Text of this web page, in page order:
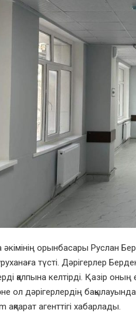
әкімінің орынбасары Руслан
түсті. Дәрігерлер
қалпына келтірді. Қазір оның
ол дәрігерлердің
ақпарат агенттігі хабарлады.